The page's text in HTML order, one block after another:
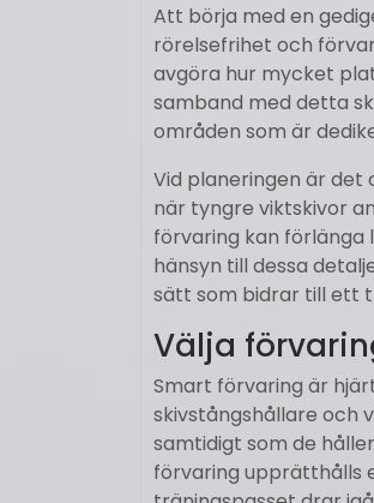
Att börja med en
rörelsefrihet och
avgöra hur mycket
samband med detta
områden som är
Vid planeringen är
när tyngre viktskivor
förvaring kan förlänga
hänsyn till dessa
sätt som bidrar till ett
Välja
Smart förvaring är
skivstångshållare och
samtidigt som de
förvaring upprätthålls